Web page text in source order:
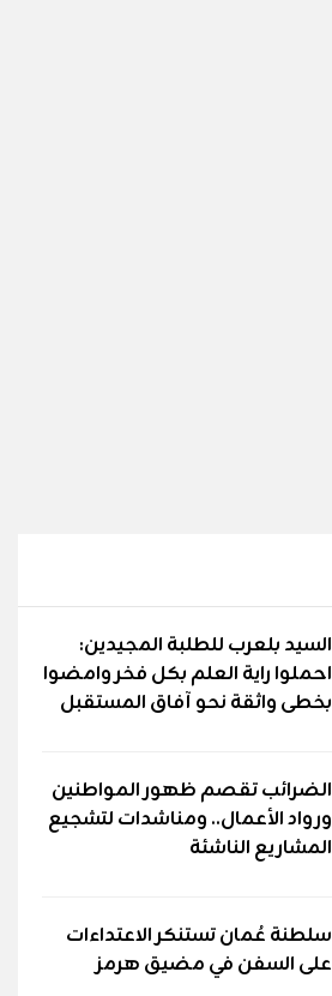
السيد بلعرب للطلبة المجيدين:
احملوا راية العلم بكل فخر وامضوا
بخطى واثقة نحو آفاق المستقبل
الضرائب تقصم ظهور المواطنين
ورواد الأعمال.. ومناشدات لتشجيع
المشاريع الناشئة
سلطنة عُمان تستنكر الاعتداءات
على السفن في مضيق هرمز